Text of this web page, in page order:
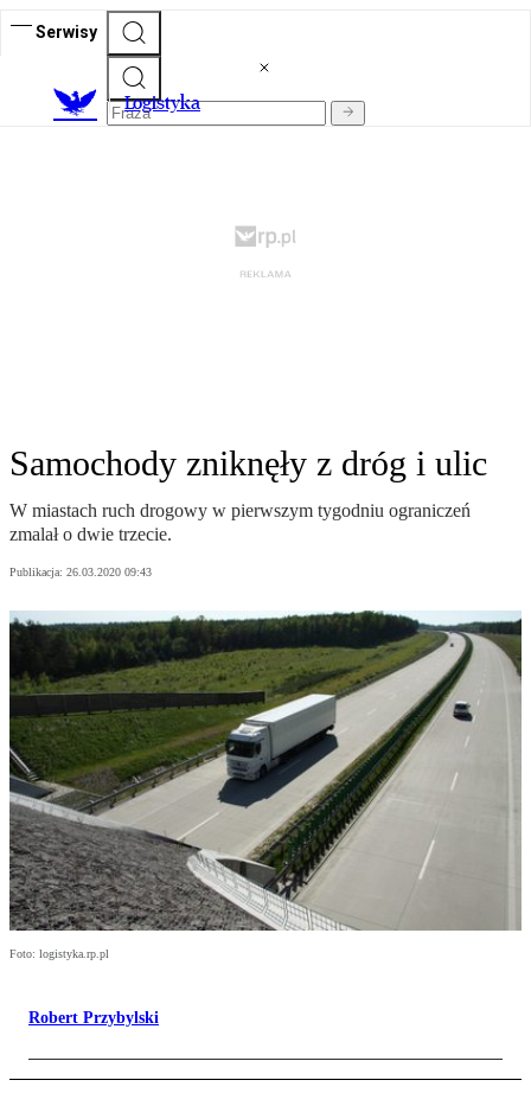
Serwisy
Logistyka
Samochody zniknęły z dróg i ulic
W miastach ruch drogowy w pierwszym tygodniu ograniczeń
zmalał o dwie trzecie.
Publikacja: 26.03.2020 09:43
Foto: logistyka.rp.pl
Robert Przybylski